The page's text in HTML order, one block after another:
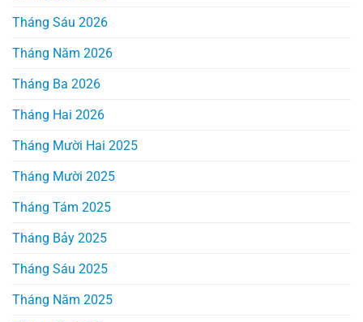
Tháng Sáu 2026
Tháng Năm 2026
Tháng Ba 2026
Tháng Hai 2026
Tháng Mười Hai 2025
Tháng Mười 2025
Tháng Tám 2025
Tháng Bảy 2025
Tháng Sáu 2025
Tháng Năm 2025